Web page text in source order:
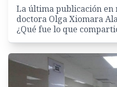
La última publicación en
doctora Olga Xiomara
¿Qué fue lo que